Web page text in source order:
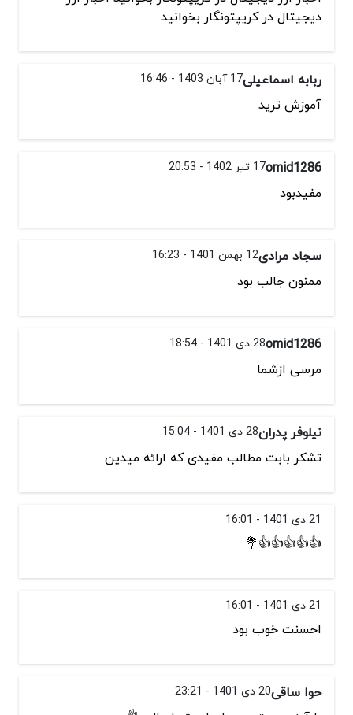
دیجیتال در کریپتونگار بخوانید
ربابه اسماعیلی17 آبان 1403 - 16:46
آموزش ترید
omid128617 تیر 1402 - 20:53
مفیدبود
سجاد مرادی12 بهمن 1401 - 16:23
ممنون جالب بود
omid128628 دی 1401 - 18:54
مرسی ازشما
نیلوفر پدران28 دی 1401 - 15:04
تشکر بابت مطالب مفیدی که ارائه میدین
21 دی 1401 - 16:01
👍👍👍👍👍💐
21 دی 1401 - 16:01
احسنت خوب بود
حوا ساقی20 دی 1401 - 23:21